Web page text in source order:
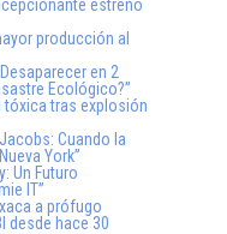
estreno
producción al
en 2
Ecológico?”
tóxica tras explosión
Cuando la
York”
Un Futuro
IT”
a prófugo
desde hace 30